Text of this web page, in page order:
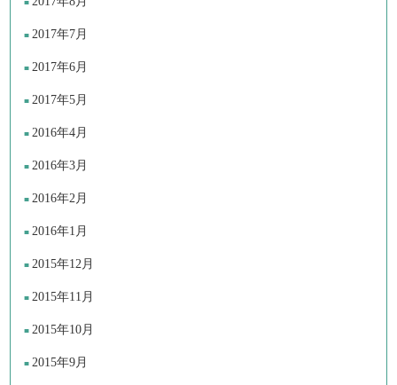
2017年7月
2017年6月
2017年5月
2016年4月
2016年3月
2016年2月
2016年1月
2015年12月
2015年11月
2015年10月
2015年9月